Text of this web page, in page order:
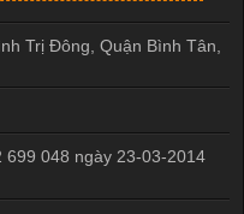
Trị Đông Quận Bình Tân
048 ngày 23-03-2014